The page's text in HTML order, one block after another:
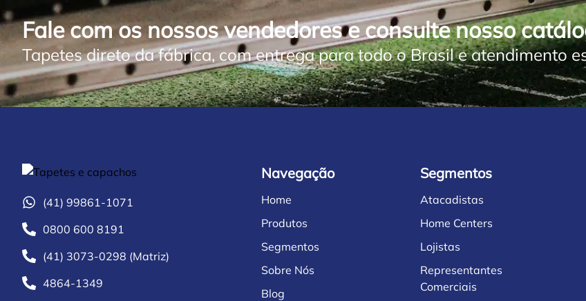
Fale com os nossos vendedores e consulte nosso
Tapetes direto da fábrica, com entrega para todo o Brasil e atendimento
(41) 99861-1071
0800 600 8191
(41) 3073-0298 (Matriz)
4864-1349
Navegação
Home
Produtos
Segmentos
Sobre Nós
Blog
Segmentos
Atacadistas
Home Centers
Lojistas
Representantes
Comerciais